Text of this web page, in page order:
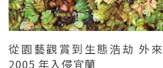
從園藝觀賞到生態浩劫 外
2005 年入侵宜蘭